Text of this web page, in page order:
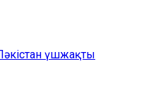
үшжақты